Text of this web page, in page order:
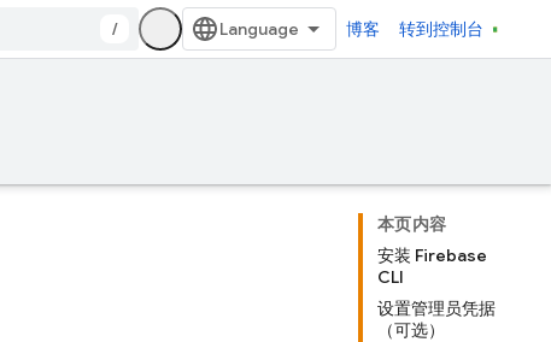
/ 博客 转到控制台
本页内容
安装 Firebase
CLI
设置管理员凭据
（可选）